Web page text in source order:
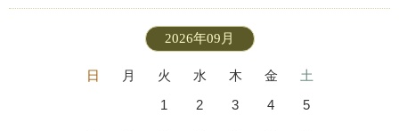
2026年09月
日 月 火 水 木 金
土
1
2 3 4 5